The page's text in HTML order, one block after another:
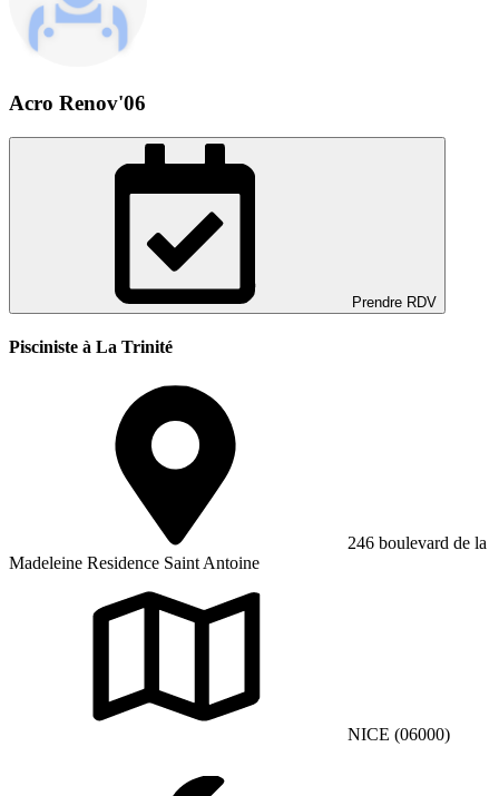
Acro Renov'06
Prendre RDV
Pisciniste à La Trinité
246 boulevard de la
Madeleine Residence Saint Antoine
NICE (06000)